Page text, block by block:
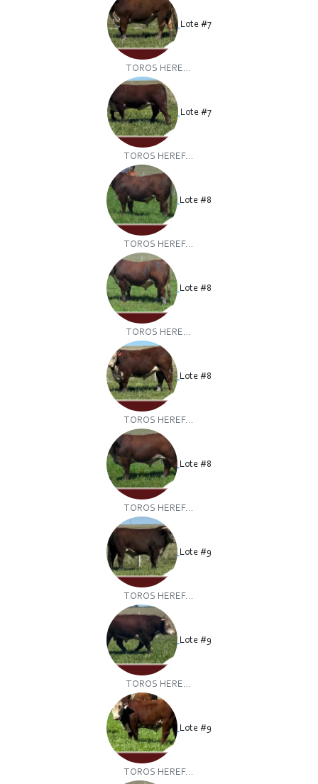
Lote #7
TOROS HERE...
Lote #7
TOROS HEREF...
Lote #8
TOROS HEREF...
Lote #8
TOROS HERE...
Lote #8
TOROS HEREF...
Lote #8
TOROS HEREF...
Lote #9
TOROS HEREF...
Lote #9
TOROS HERE...
Lote #9
TOROS HEREF...